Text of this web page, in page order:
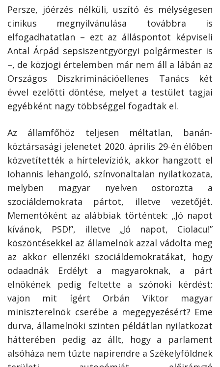
Persze, jóérzés nélküli, uszító és mélységesen
cinikus megnyilvánulása továbbra is
elfogadhatatlan – ezt az álláspontot képviseli
Antal Árpád sepsiszentgyörgyi polgármester is
–, de közjogi értelemben már nem áll a lábán az
Országos Diszkriminációellenes Tanács két
évvel ezelőtti döntése, melyet a testület tagjai
egyébként nagy többséggel fogadtak el.
Az államfőhöz teljesen méltatlan, banán-
köztársasági jelenetet 2020. április 29-én élőben
közvetítették a hírtelevíziók, akkor hangzott el
Iohannis lehangoló, színvonaltalan nyilatkozata,
melyben magyar nyelven ostorozta a
szociáldemokrata pártot, illetve vezetőjét.
Mementóként az alábbiak történtek: „Jó napot
kívánok, PSD!”, illetve „Jó napot, Ciolacu!”
köszöntésekkel az államelnök azzal vádolta meg
az akkor ellenzéki szociáldemokratákat, hogy
odaadnák Erdélyt a magyaroknak, a párt
elnökének pedig feltette a szónoki kérdést:
vajon mit ígért Orbán Viktor magyar
miniszterelnök cserébe a megegyezésért? Eme
durva, államelnöki szinten példátlan nyilatkozat
hátterében pedig az állt, hogy a parlament
alsóháza nem tűzte napirendre a Székelyföldnek